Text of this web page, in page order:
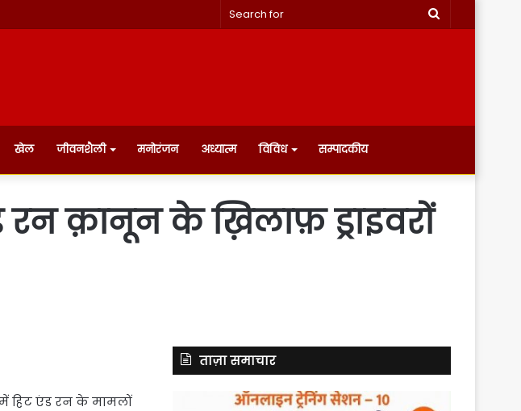
Search
खेल जीवनशैली मनोरंजन अध्यात्म विविध सम्पादकीय
रन क़ानून के ख़िलाफ़ ड्राइवरों
में हिट एंड रन के मामलों
ताज़ा समाचार